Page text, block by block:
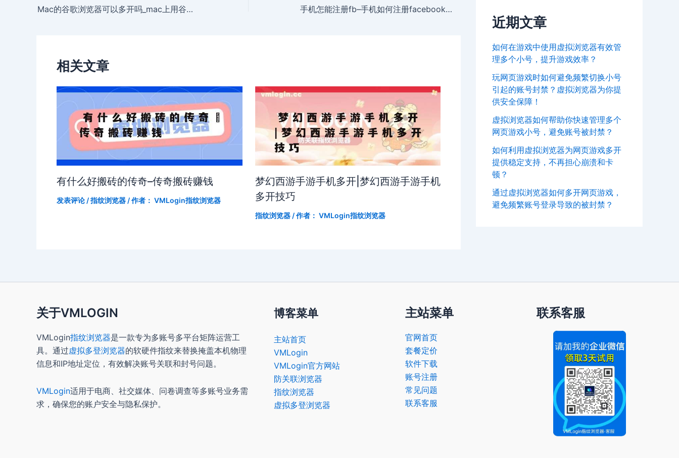
Mac的谷歌浏览器可以多开吗_mac上用谷歌浏览器 手机怎能注册fb–手机如何注册facebook账号教学视频
相关文章
有什么好搬砖的传奇–传奇搬砖赚钱
发表评论 /指纹浏览器 / 作者： VMLogin指纹浏览器
梦幻西游手游手机多开|梦幻西游手游手机
多开技巧
指纹浏览器/ 作者： VMLogin指纹浏览器
近期文章
如何在游戏中使用虚拟浏览器有效管
理多个小号，提升游戏效率？
玩网页游戏时如何避免频繁切换小号
引起的账号封禁？虚拟浏览器为你提
供安全保障！
虚拟浏览器如何帮助你快速管理多个
网页游戏小号，避免账号被封禁？
如何利用虚拟浏览器为网页游戏多开
提供稳定支持，不再担心崩溃和卡
顿？
通过虚拟浏览器如何多开网页游戏，
避免频繁账号登录导致的被封禁？
关于VMLOGIN
VMLogin指纹浏览器是一款专为多账号多平台矩阵运营工
具。通过虚拟多登浏览器的软硬件指纹来替换掩盖本机物理
信息和IP地址定位，有效解决账号关联和封号问题。
VMLogin适用于电商、社交媒体、问卷调查等多账号业务需
求，确保您的账户安全与隐私保护。
博客菜单
主站首页
VMLogin
VMLogin官方网站
防关联浏览器
指纹浏览器
虚拟多登浏览器
主站菜单
官网首页
套餐定价
软件下载
账号注册
常见问题
联系客服
联系客服